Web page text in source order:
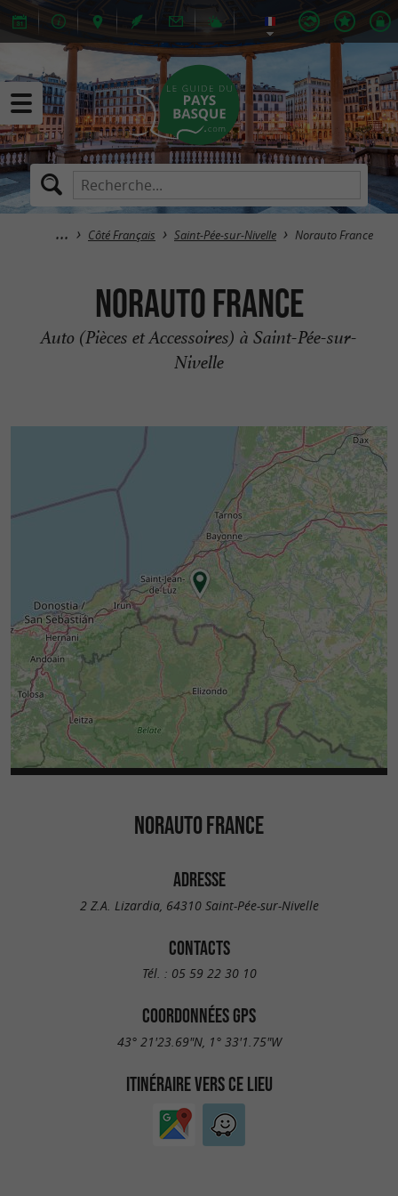
Côté Français Saint-Pée-sur-Nivelle Norauto France
Norauto France
Auto (Pièces et Accessoires) à Saint-Pée-sur-
Nivelle
NORAUTO FRANCE
ADRESSE
2 Z.A. Lizardia, 64310 Saint-Pée-sur-Nivelle
CONTACTS
Tél. : 05 59 22 30 10
COORDONNÉES GPS
43° 21'23.69"N, 1° 33'1.75"W
ITINÉRAIRE VERS CE LIEU